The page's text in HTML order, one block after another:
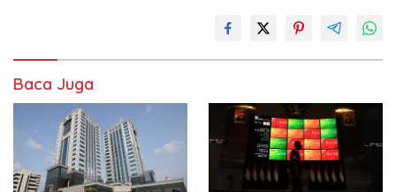
Baca Juga